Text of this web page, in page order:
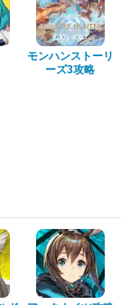
モンハンストーリ
ーズ3攻略